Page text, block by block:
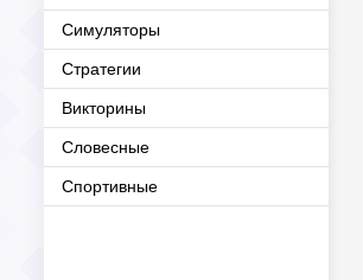
Симуляторы
Стратегии
Викторины
Словесные
Спортивные